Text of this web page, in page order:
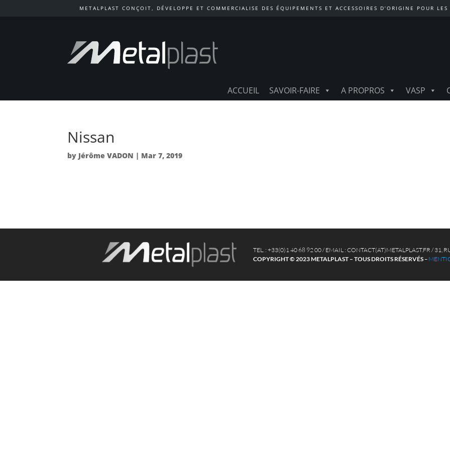
METALPLAST CONÇOIT, DÉVELOPPE ET COMMERCIALISE DES ÉQUIPEMENTS ET ACCESSOIRES D’ORIGINE POUR
ACCUEIL SAVOIR-FAIRE A PROPROS VASP
Nissan
by Jérôme VADON | Mar 7, 2019
TEL. : +33(0)1 40 68 92 00 / EMAIL : CONTACT(AT)METALPLAST.FR / 31,
COPYRIGHT © 2023 METALPLAST – TOUS DROITS RÉSERVÉS–